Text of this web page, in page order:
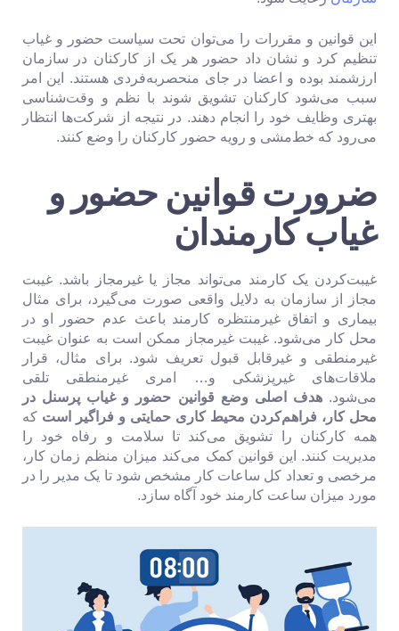
این قوانین و مقررات را می‌توان تحت سیاست حضور و غیاب
تنظیم کرد و نشان داد حضور هر یک از کارکنان در سازمان
ارزشمند بوده و اعضا در جای منحصربه‌فردی هستند. این امر
سبب می‌شود کارکنان تشویق شوند با نظم و وقت‌شناسی
بهتری وظایف خود را انجام دهند. در نتیجه از شرکت‌ها انتظار
می‌رود که خط‌مشی و رویه حضور کارکنان را وضع کنند.
ضرورت قوانین حضور و
غیاب کارمندان
غیبت‌کردن یک کارمند می‌تواند مجاز یا غیرمجاز باشد. غیبت
مجاز از سازمان به دلایل واقعی صورت می‌گیرد، برای مثال
بیماری و اتفاق غیرمنتظره کارمند باعث عدم حضور او در
محل کار می‌شود‌. غیبت غیرمجاز ممکن است به عنوان غیبت
غیرمنطقی و غیرقابل قبول تعریف شود. برای مثال، قرار
ملاقات‌های غیرپزشکی و… امری غیرمنطقی تلقی
می‌شود.هدف اصلی وضع قوانین حضور و غیاب پرسنل در
محل کار، فراهم‌کردن محیط کاری حمایتی و فراگیر است که
همه کارکنان را تشویق می‌کند تا سلامت و رفاه خود را
مدیریت کنند. این قوانین کمک می‌کند میزان منظم زمان کار،
مرخصی و تعداد کل ساعات کار مشخص شود تا یک مدیر را در
مورد میزان ساعت کارمند خود آگاه سازد.